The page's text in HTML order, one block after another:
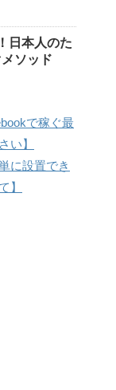
日本人のた
ソッド
で稼ぐ最
い】
に設置でき
】